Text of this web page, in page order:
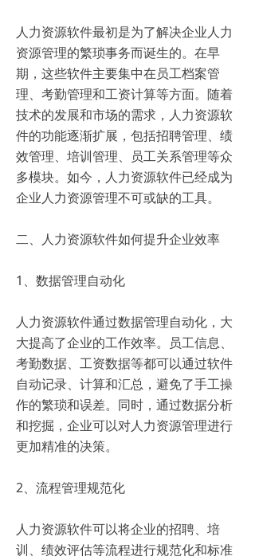
人力资源软件最初是为了解决企业人力
资源管理的繁琐事务而诞生的。在早
期，这些软件主要集中在员工档案管
理、考勤管理和工资计算等方面。随着
技术的发展和市场的需求，人力资源软
件的功能逐渐扩展，包括招聘管理、绩
效管理、培训管理、员工关系管理等众
多模块。如今，人力资源软件已经成为
企业人力资源管理不可或缺的工具。
二、人力资源软件如何提升企业效率
1、数据管理自动化
人力资源软件通过数据管理自动化，大
大提高了企业的工作效率。员工信息、
考勤数据、工资数据等都可以通过软件
自动记录、计算和汇总，避免了手工操
作的繁琐和误差。同时，通过数据分析
和挖掘，企业可以对人力资源管理进行
更加精准的决策。
2、流程管理规范化
人力资源软件可以将企业的招聘、培
训、绩效评估等流程进行规范化和标准